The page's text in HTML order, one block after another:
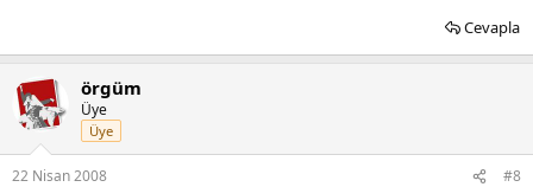
Cevapla
örgüm
Üye
Üye
22 Nisan 2008 #8